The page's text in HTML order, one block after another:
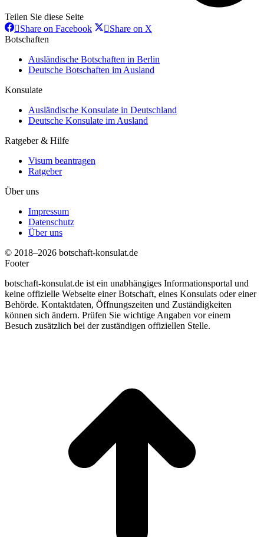
Teilen Sie diese Seite
Share on FacebookShareShare on X
Botschaften
Ausländische Botschaften in Berlin
Deutsche Botschaften im Ausland
Konsulate
Ausländische Konsulate in Deutschland
Deutsche Konsulate im Ausland
Ratgeber & Hilfe
Visum beantragen
Ratgeber
Über uns
Impressum
Datenschutz
Über uns
© 2018–2026 botschaft-konsulat.de
Footer
botschaft-konsulat.de ist ein unabhängiges Informationsportal und
keine offizielle Webseite einer Botschaft, eines Konsulats oder einer
Behörde. Kontaktdaten, Öffnungszeiten und Zuständigkeiten
können sich ändern. Prüfen Sie wichtige Angaben vor einem
Besuch zusätzlich bei der zuständigen offiziellen Stelle.